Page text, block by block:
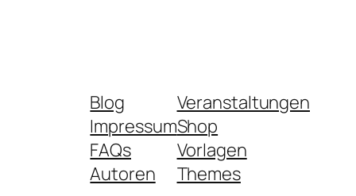
Blog
Impressum
FAQs
Autoren
Veranstaltungen
Shop
Vorlagen
Themes